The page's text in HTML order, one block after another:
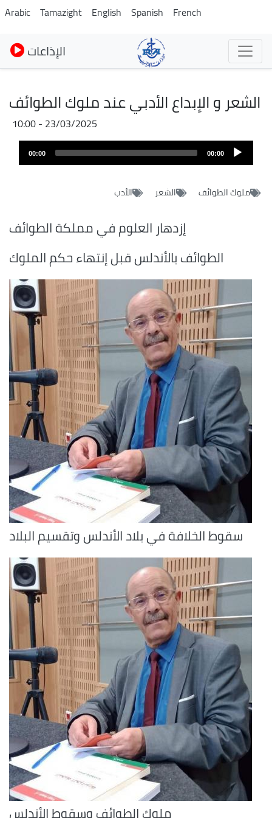
Skip
to
main
content
Arabic Tamazight English Spanish French
الإذاعات
الشعر و الإبداع الأدبي عند ملوك الطوائف
23/03/2025 - 10:00
00:00
00:00
ملوك الطوائف الشعر الأدب
إزدهار العلوم في مملكة الطوائف
الطوائف بالأندلس قبل إنتهاء حكم الملوك
سقوط الخلافة في بلاد الأندلس وتقسيم البلاد